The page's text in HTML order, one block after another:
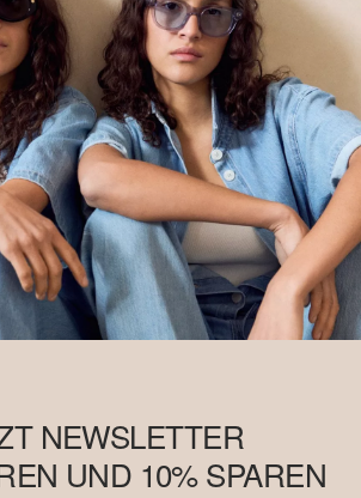
NEWSLETTER
UND 10% SPAREN